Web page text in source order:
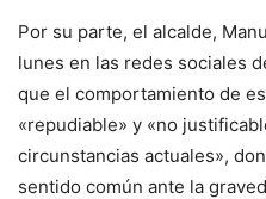
Por su parte, el alcalde,
lunes en las redes sociales
que el comportamiento de
«repudiable» y «no
circunstancias actuales»,
sentido común ante la